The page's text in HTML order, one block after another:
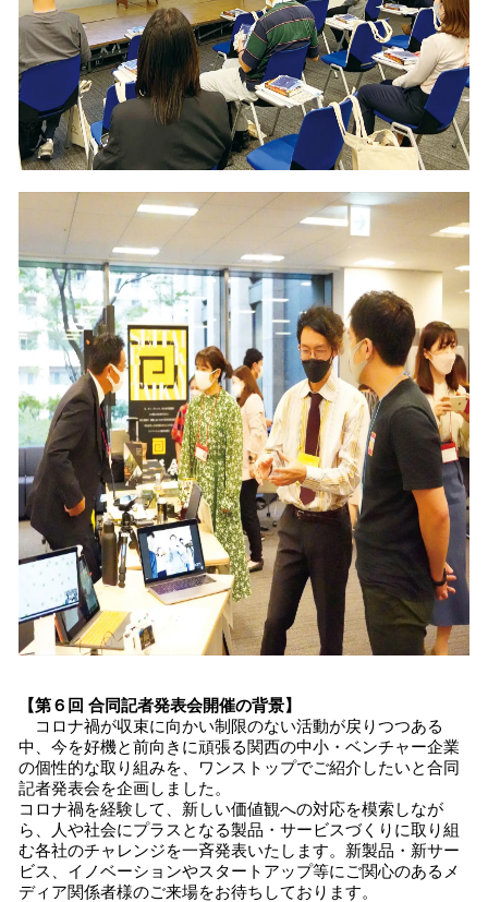
【第６回 合同記者発表会開催の背景】
コロナ禍が収束に向かい制限のない活動が戻りつつある
中、今を好機と前向きに頑張る関西の中小・ベンチャー企業
の個性的な取り組みを、ワンストップでご紹介したいと合同
記者発表会を企画しました。
コロナ禍を経験して、新しい価値観への対応を模索しなが
ら、人や社会にプラスとなる製品・サービスづくりに取り組
む各社のチャレンジを一斉発表いたします。新製品・新サー
ビス、イノベーションやスタートアップ等にご関心のあるメ
ディア関係者様のご来場をお待ちしております。